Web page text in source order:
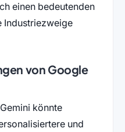
einen bedeutenden
Industriezweige
von Google
könnte
und